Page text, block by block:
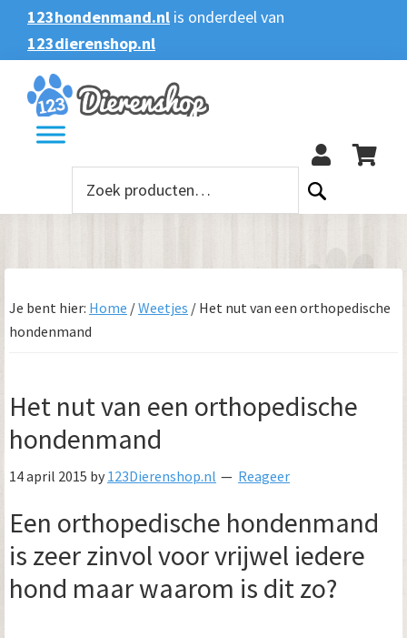
Spring
naar
de
hoofdnavigatie
Door
naar
de
hoofd
inhoud
Spring
naar
de
eerste
sidebar
Spring
naar
de
voettekst
123hondenmand.nl is onderdeel van
123dierenshop.nl
Zoeken
Zoeken
naar:
Je bent hier: Home /Weetjes / Het nut van een orthopedische
hondenmand
Het nut van een orthopedische
hondenmand
14 april 2015 by 123Dierenshop.nl Reageer
Een orthopedische hondenmand
is zeer zinvol voor vrijwel iedere
hond maar waarom is dit zo?